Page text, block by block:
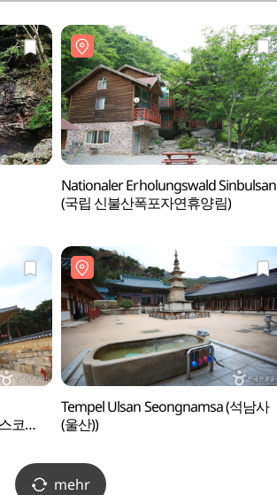
Nationaler Erholungswald Sinbulsan
(국립 신불산폭포자연휴양림)
코
Tempel Ulsan Seongnamsa (석남사
(울산))
mehr